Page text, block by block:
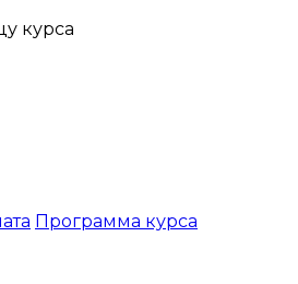
курса
Программа курса